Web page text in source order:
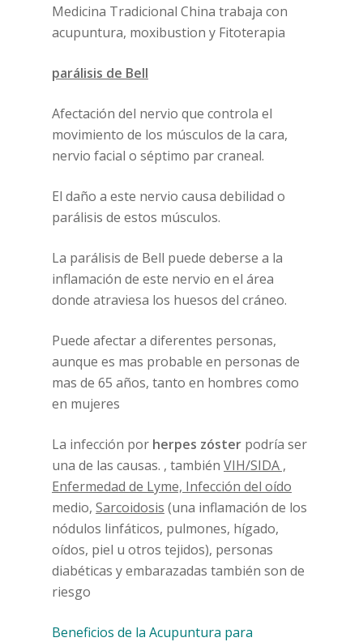
Medicina Tradicional China trabaja con
acupuntura, moxibustion y Fitoterapia
parálisis de Bell
Afectación del nervio que controla el
movimiento de los músculos de la cara,
nervio facial o séptimo par craneal.
El daño a este nervio causa debilidad o
parálisis de estos músculos.
La parálisis de Bell puede deberse a la
inflamación de este nervio en el área
donde atraviesa los huesos del cráneo.
Puede afectar a diferentes personas,
aunque es mas probable en personas de
mas de 65 años, tanto en hombres como
en mujeres
La infección por herpes zóster podría ser
una de las causas. , también VIH/SIDA ,
Enfermedad de Lyme, Infección del oído
medio, Sarcoidosis (una inflamación de los
nódulos linfáticos, pulmones, hígado,
oídos, piel u otros tejidos), personas
diabéticas y embarazadas también son de
riesgo
Beneficios de la Acupuntura para